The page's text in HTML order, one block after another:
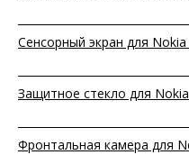
Сенсорный экран для Nokia
Защитное стекло для
Фронтальная камера для